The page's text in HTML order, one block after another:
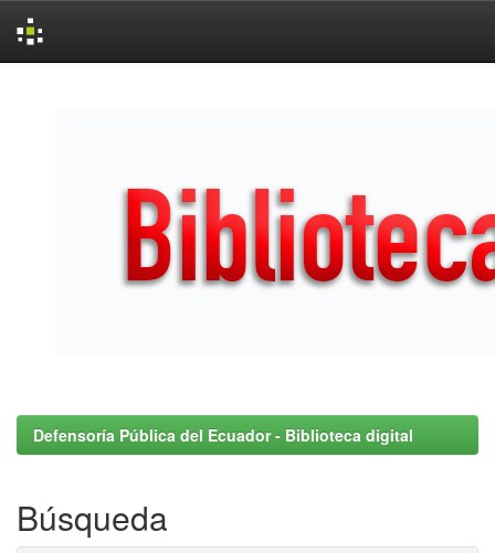
Defensoría Pública del Ecuador - Biblioteca digital
Búsqueda